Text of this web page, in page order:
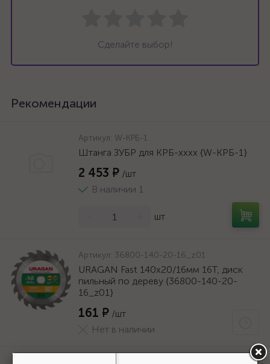
Сделайте выбор!
Рекомендации
Артикул: W-КРБ-1
Штанга ЗУБР для КРБ-хххх {W-КРБ-1}
2 453 ₽ /шт
В наличии 1
шт
Артикул: 36800-140-20-16_z01
URAGAN Fast 140x20/16мм 16Т, диск
пильный по дереву {36800-140-20-
16_z01}
161 ₽ /шт
Нет в наличии